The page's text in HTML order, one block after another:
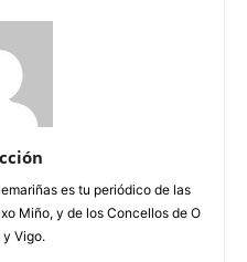
es tu periódico de las
Miño, y de los Concellos de O
y Vigo.